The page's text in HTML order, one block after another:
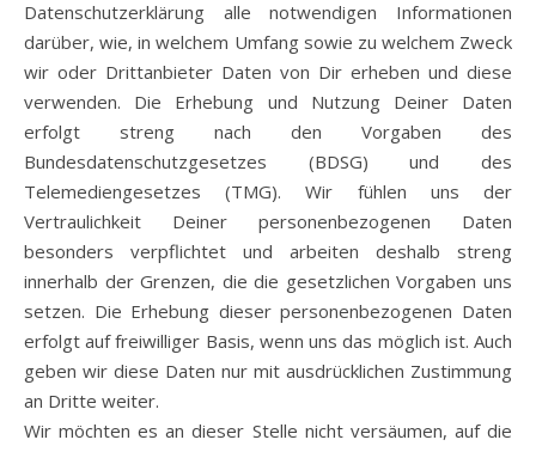
Datenschutzerklärung alle notwendigen Informationen
darüber, wie, in welchem Umfang sowie zu welchem Zweck
wir oder Drittanbieter Daten von Dir erheben und diese
verwenden. Die Erhebung und Nutzung Deiner Daten
erfolgt streng nach den Vorgaben des
Bundesdatenschutzgesetzes (BDSG) und des
Telemediengesetzes (TMG). Wir fühlen uns der
Vertraulichkeit Deiner personenbezogenen Daten
besonders verpflichtet und arbeiten deshalb streng
innerhalb der Grenzen, die die gesetzlichen Vorgaben uns
setzen. Die Erhebung dieser personenbezogenen Daten
erfolgt auf freiwilliger Basis, wenn uns das möglich ist. Auch
geben wir diese Daten nur mit ausdrücklichen Zustimmung
an Dritte weiter.
Wir möchten es an dieser Stelle nicht versäumen, auf die